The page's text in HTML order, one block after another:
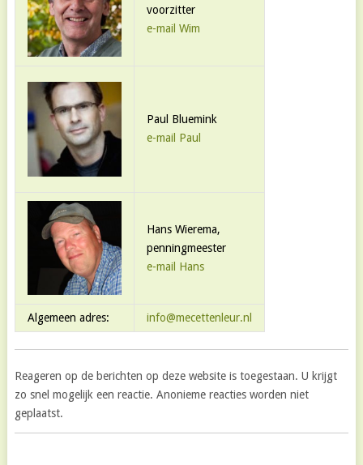
voorzitter
e-mail Wim
Paul Bluemink
e-mail Paul
Hans Wierema,
penningmeester
e-mail Hans
Algemeen adres: info@mecettenleur.nl
Reageren op de berichten op deze website is toegestaan. U krijgt
zo snel mogelijk een reactie. Anonieme reacties worden niet
geplaatst.